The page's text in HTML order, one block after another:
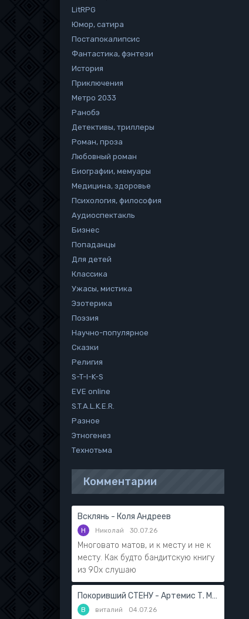
LitRPG
Юмор, сатира
Постапокалипсис
Фантастика, фэнтези
История
Приключения
Метро 2033
Ранобэ
Детективы, триллеры
Роман, проза
Любовный роман
Биографии, мемуары
Медицина, здоровье
Психология, философия
Аудиоспектакль
Бизнес
Попаданцы
Для детей
Классика
Ужасы, мистика
Эзотерика
Поэзия
Научно-популярное
Сказки
Религия
S-T-I-K-S
EVE online
S.T.A.L.K.E.R.
Разное
Этногенез
Технотьма
Комментарии
Всклянь - Коля Андреев
Н Николай 30.07.26
Многовато матов, и к месту и не к
месту. Как будто бандитскую книгу
из 90х слушаю
Покоривший СТЕНУ - Артемис Т. Мантикор
В виталий 04.07.26